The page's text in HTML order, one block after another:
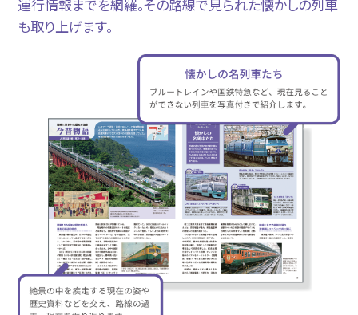
運行情報までを網羅。その路線で見られた懐かしの列車
も取り上げます。